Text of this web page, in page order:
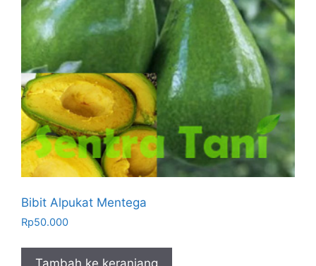
Bibit Alpukat Mentega
Rp50.000
Tambah ke keranjang